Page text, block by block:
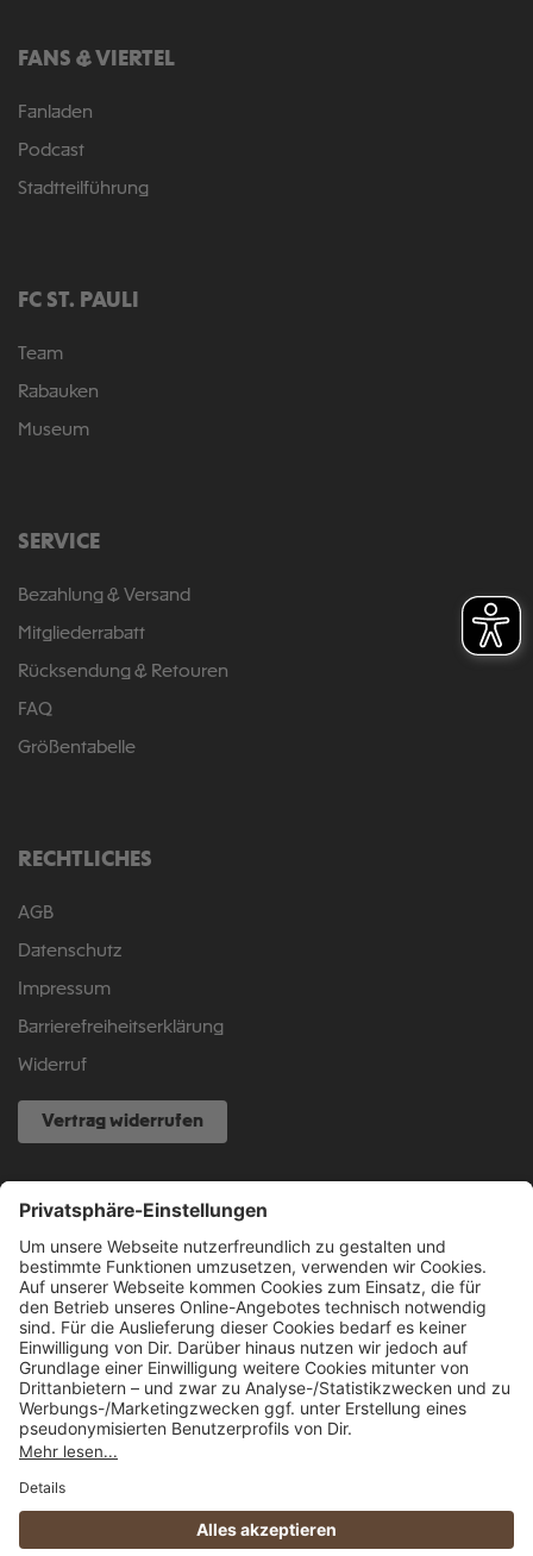
FANS & VIERTEL
Fanladen
Podcast
Stadtteilführung
FC ST. PAULI
Team
Rabauken
Museum
SERVICE
Bezahlung & Versand
Mitgliederrabatt
Rücksendung & Retouren
FAQ
Größentabelle
RECHTLICHES
AGB
Datenschutz
Impressum
Barrierefreiheitserklärung
Widerruf
Vertrag widerrufen
NOCH FRAGEN?
040 317 874 888
info@fcsp-shop.com